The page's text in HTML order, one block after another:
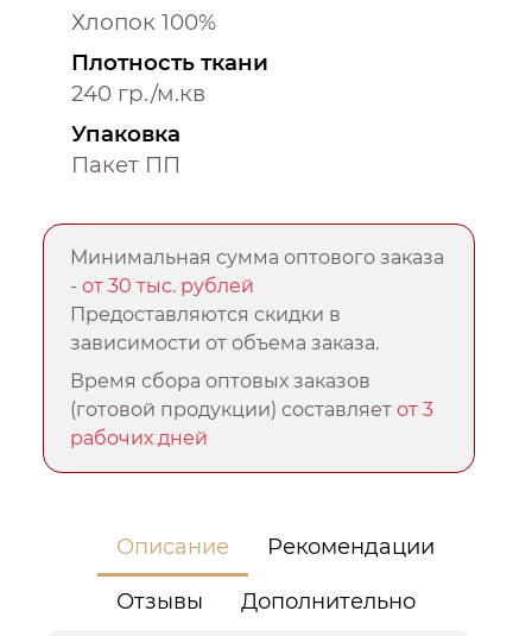
Хлопок 100%
Плотность ткани
240 гр./м.кв
Упаковка
Пакет ПП
Минимальная сумма оптового заказа
-от 30 тыс. рублей
Предоставляются скидки в
зависимости от объема заказа.
Время сбора оптовых заказов
(готовой продукции) составляетот 3
рабочих дней
Описание Рекомендации
Отзывы Дополнительно